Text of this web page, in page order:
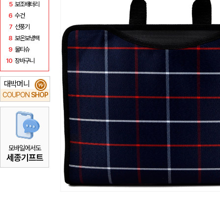
5 보조배터리
6 수건
7 선풍기
8 보온보냉백
9 물티슈
10 장바구니
대박머니
COUPON SHOP
₩
모바일에서도
세종기프트